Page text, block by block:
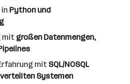
Python und
mit großen Datenmengen,
mit SQL/NOSQL
Systemen